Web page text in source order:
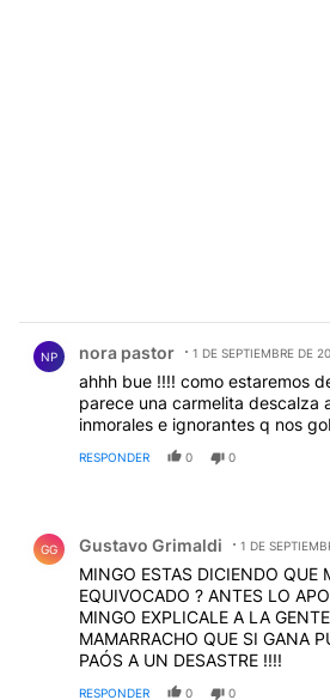
NP nora pastor 1 DE SEPTIEMBRE DE
ahhh bue !!!! como estaremos
parece una carmelita descalza
inmorales e ignorantes q nos
RESPONDER 0 0
GG Gustavo Grimaldi 1 DE
MINGO ESTAS DICIENDO QUE
EQUIVOCADO ? ANTES LO
MINGO EXPLICALE A LA
MAMARRACHO QUE SI GANA
PAÓS A UN DESASTRE !!!!
RESPONDER 0 0